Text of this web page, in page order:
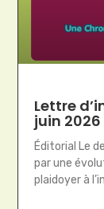
Lettre
juin 2026
Éditorial Le
par une
plaidoyer à